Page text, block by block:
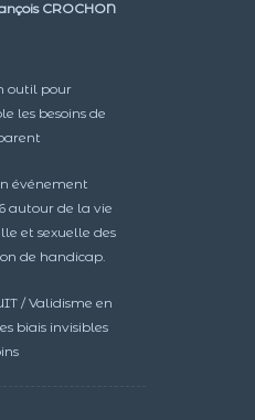
CROCHON
outil pour
les besoins de
événement
autour de la vie
et sexuelle des
de handicap.
/ Validisme en
biais invisibles